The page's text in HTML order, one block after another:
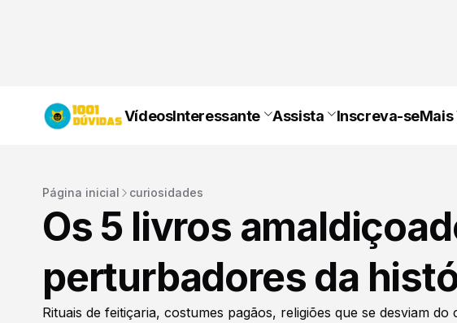
VídeosInteressante Assista Inscreva-seMais
Página inicial curiosidades
Os 5 livros
perturbadores da
Rituais de feitiçaria, costumes pagãos, religiões que se desviam